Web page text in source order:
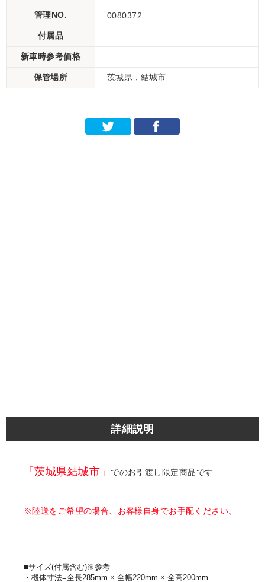
管理NO. 0080372
付属品
新車時参考価格
保管場所 茨城県 , 結城市
詳細説明
「茨城県結城市」 でのお引渡し限定商品です
※陸送をご希望の場合、お客様自身でお手配ください。
■サイズ(付属含む)※参考
・機体寸法=全長285mm × 全幅220mm × 全高200mm